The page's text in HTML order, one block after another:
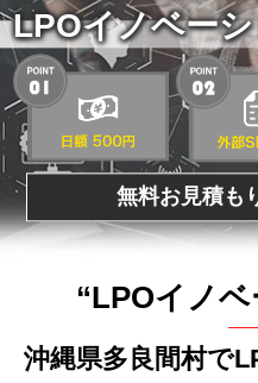
LPOイノベー
無料お見積も
“LPOイノ
沖縄県多良間村で